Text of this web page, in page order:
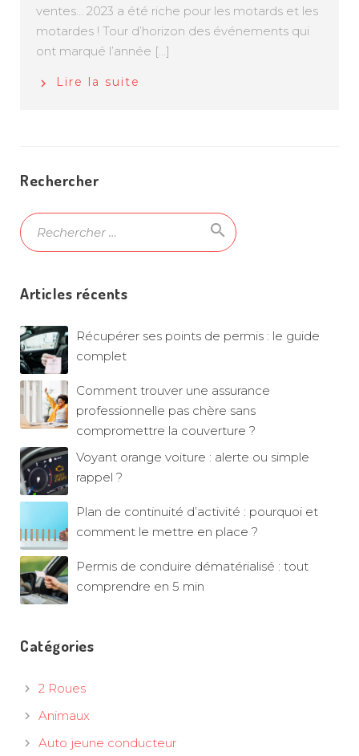
ventes… 2023 a été riche pour les motards et les
motardes ! Tour d’horizon des événements qui
ont marqué l’année […]
Lire la suite
Rechercher
search
Ok
Articles récents
Récupérer ses points de permis : le guide
complet
Comment trouver une assurance
professionnelle pas chère sans
compromettre la couverture ?
Voyant orange voiture : alerte ou simple
rappel ?
Plan de continuité d’activité : pourquoi et
comment le mettre en place ?
Permis de conduire dématérialisé : tout
comprendre en 5 min
Catégories
2 Roues
Animaux
Auto jeune conducteur